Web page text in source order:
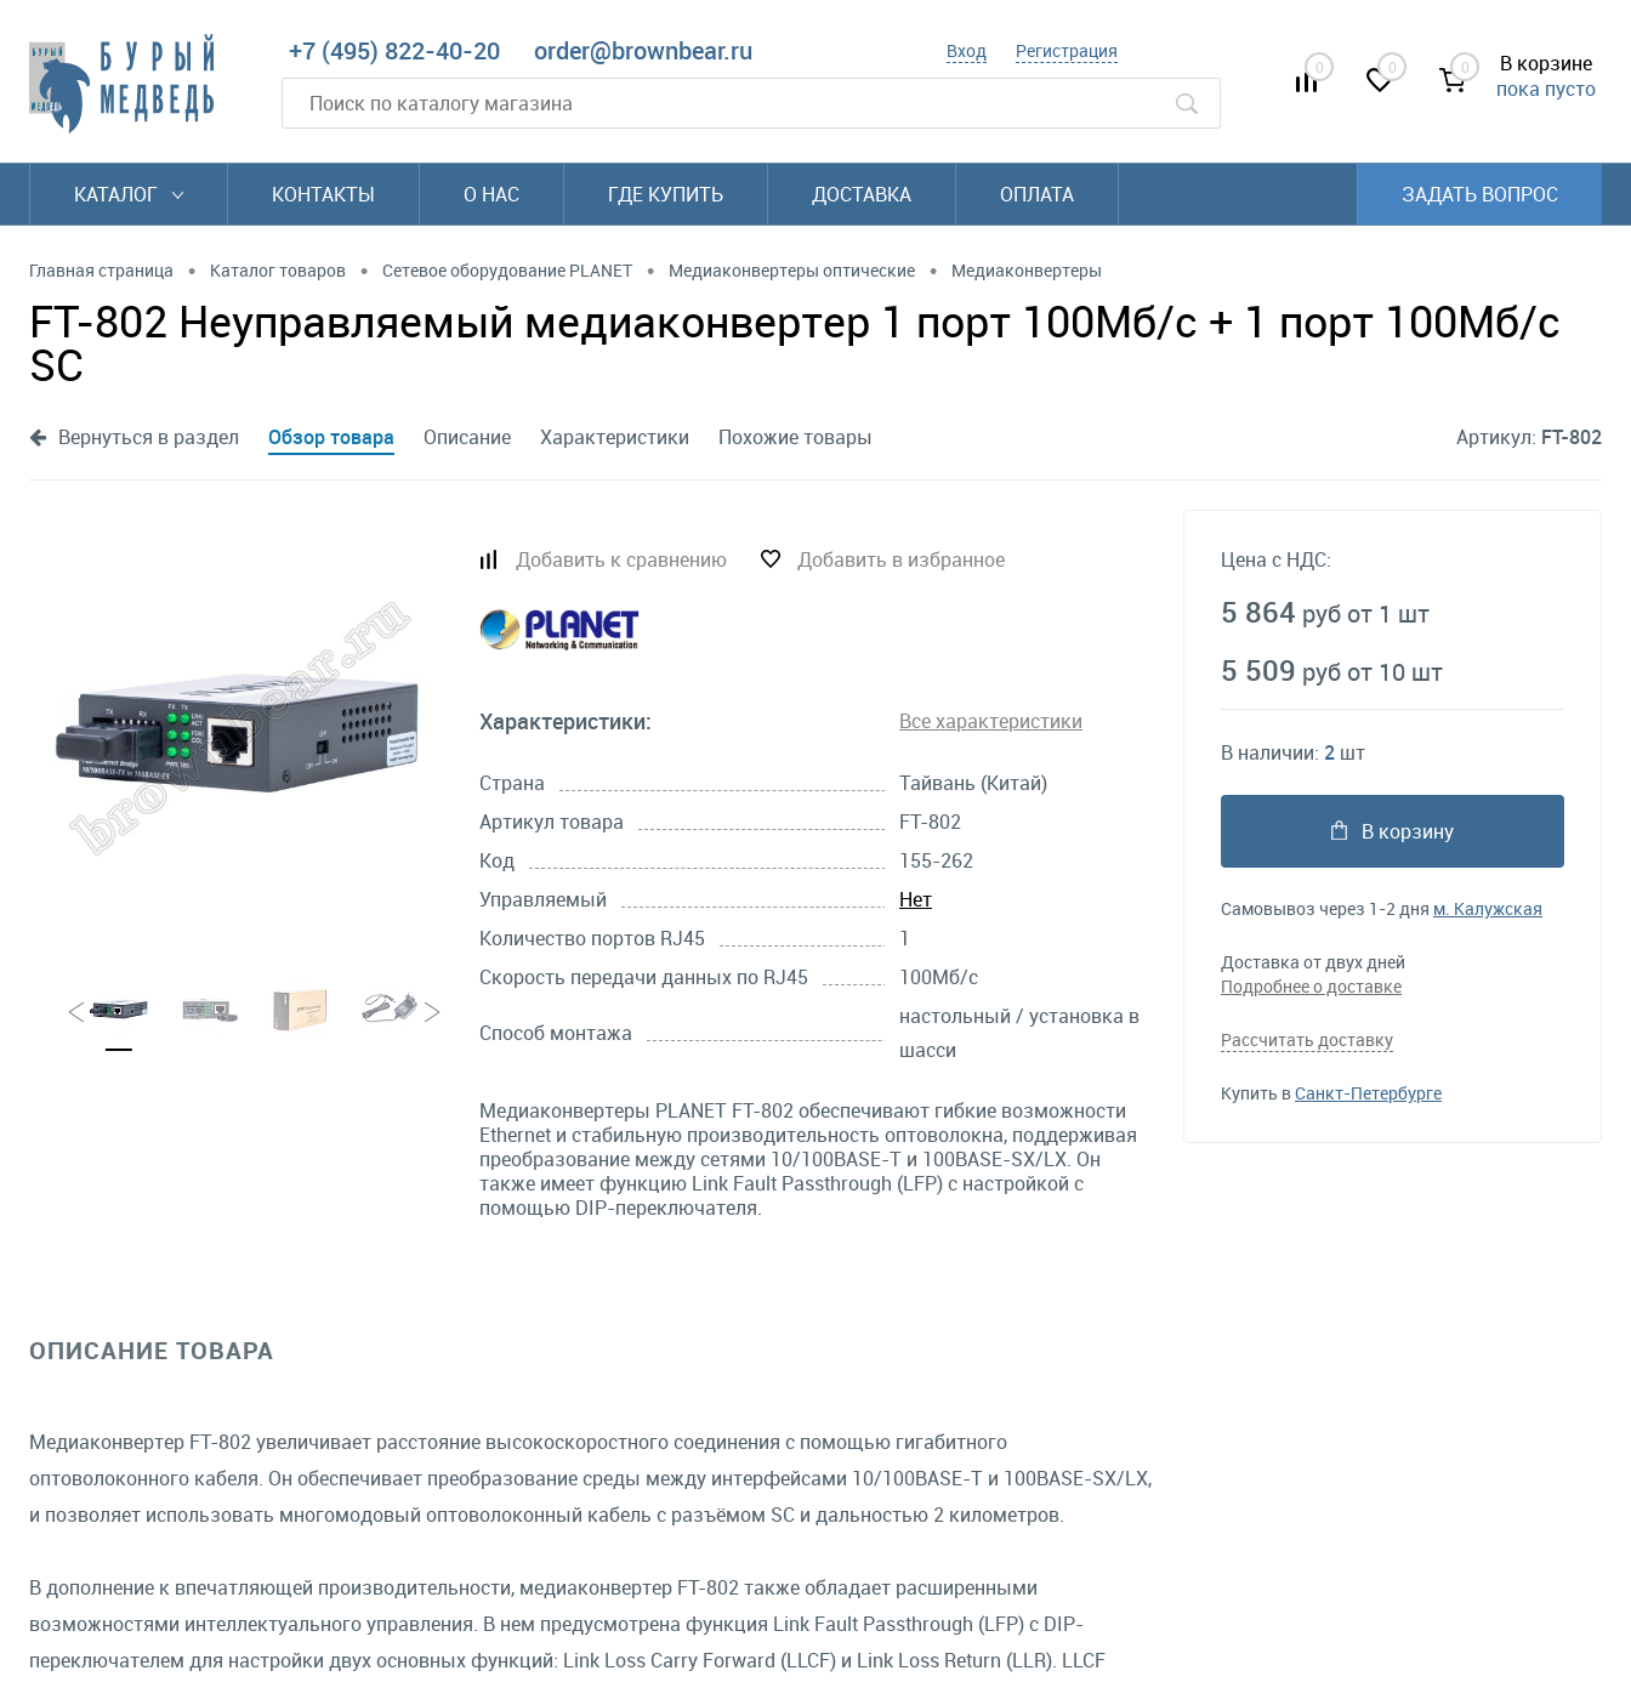
+7 (495) 822-40-20 order@brownbear.ru Вход Регистрация
0 0 0
В корзине
пока пусто
КАТАЛОГ КОНТАКТЫ О НАС ГДЕ КУПИТЬ ДОСТАВКА ОПЛАТА ЗАДАТЬ ВОПРОС
Главная страница • Каталог товаров • Сетевое оборудование PLANET • Медиаконвертеры оптические • Медиаконвертеры
FT-802 Неуправляемый медиаконвертер 1 порт 100Мб/с + 1 порт 100Мб/с
SС
Вернуться в раздел Обзор товара Описание Характеристики Похожие товары Артикул: FT-802
Добавить к сравнению Добавить в избранное
Характеристики: Все характеристики
Страна
Тайвань (Китай)
Артикул товара
FT-802
Код
155-262
Управляемый
Нет
Количество портов RJ45
1
Скорость передачи данных по RJ45
100Мб/с
Способ монтажа
настольный / установка в
шасси
Медиаконвертеры PLANET FT-802 обеспечивают гибкие возможности
Ethernet и стабильную производительность оптоволокна, поддерживая
преобразование между сетями 10/100BASE-T и 100BASE-SX/LX. Он
также имеет функцию Link Fault Passthrough (LFP) с настройкой с
помощью DIP-переключателя.
ОПИСАНИЕ ТОВАРА
Медиаконвертер FT-802 увеличивает расстояние высокоскоростного соединения с помощью гигабитного
оптоволоконного кабеля. Он обеспечивает преобразование среды между интерфейсами 10/100BASE-T и 100BASE-SX/LX,
и позволяет использовать многомодовый оптоволоконный кабель с разъёмом SС и дальностью 2 километров.
В дополнение к впечатляющей производительности, медиаконвертер FT-802 также обладает расширенными
возможностями интеллектуального управления. В нем предусмотрена функция Link Fault Passthrough (LFP) с DIP-
переключателем для настройки двух основных функций: Link Loss Carry Forward (LLCF) и Link Loss Return (LLR). LLCF
Цена с НДС:
5 864 руб от 1 шт
5 509 руб от 10 шт
В наличии: 2 шт
В корзину
Самовывоз через 1-2 дня м. Калужская
Доставка от двух дней
Подробнее о доставке
Рассчитать доставку
Купить вСанкт-Петербурге